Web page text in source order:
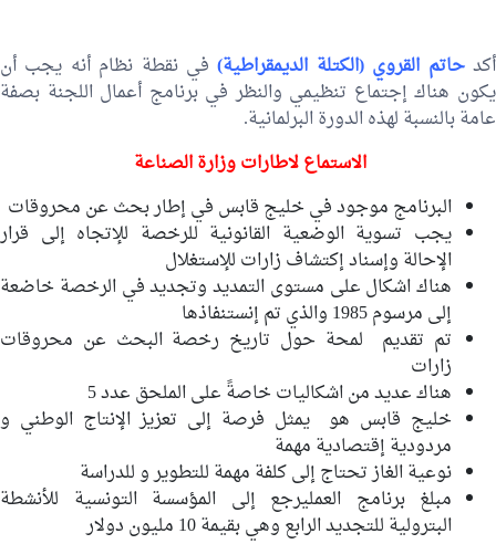
أكدحاتم القروي (الكتلة الديمقراطية)في نقطة نظام أنه يجب أن
يكون هناك إجتماع تنظيمي والنظر في برنامج أعمال اللجنة بصفة
عامة بالنسبة لهذه الدورة البرلمانية.
الاستماع لاطارات وزارة الصناعة
البرنامج موجود في خليج قابس في إطار بحث عن محروقات
يجب تسوية الوضعية القانونية للرخصة للإتجاه إلى قرار
الإحالة وإسناد إكتشاف زارات للإستغلال
هناك اشكال على مستوى التمديد وتجديد في الرخصة خاضعة
إلى مرسوم 1985 والذي تم إنستنفاذها
تم تقديم لمحة حول تاريخ رخصة البحث عن محروقات
زارات
هناك عديد من اشكاليات خاصةً على الملحق عدد 5
خليج قابس هو يمثل فرصة إلى تعزيز الإنتاج الوطني و
مردودية إقتصادية مهمة
نوعية الغاز تحتاج إلى كلفة مهمة للتطوير و للدراسة
مبلغ برنامج العمليرجع إلى المؤسسة التونسية للأنشطة
البترولية للتجديد الرابع وهي بقيمة 10 مليون دولار